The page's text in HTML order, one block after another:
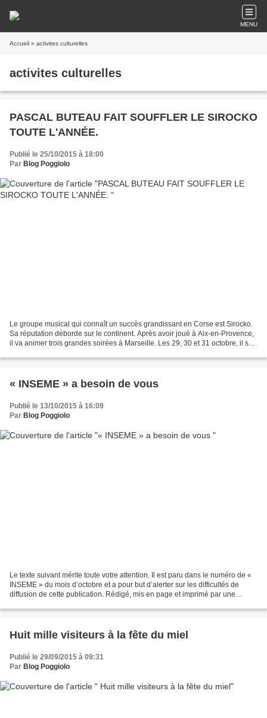
MENU
Accueil » activites culturelles
activites culturelles
PASCAL BUTEAU FAIT SOUFFLER LE SIROCKO
TOUTE L'ANNÉE.
Publié le 25/10/2015 à 18:00
Par Blog Poggiolo
Le groupe musical qui connaît un succès grandissant en Corse est Sirocko.
Sa réputation déborde sur le continent. Après avoir joué à Aix-en-Provence,
il va animer trois grandes soirées à Marseille. Les 29, 30 et 31 octobre, il se
« INSEME » a besoin de vous
Publié le 13/10/2015 à 16:09
Par Blog Poggiolo
Le texte suivant mérite toute votre attention. Il est paru dans le numéro de «
INSEME » du mois d’octobre et a pour but d’alerter sur les difficultés de
diffusion de cette publication. Rédigé, mis en page et imprimé par une
Huit mille visiteurs à la fête du miel
Publié le 29/09/2015 à 09:31
Par Blog Poggiolo